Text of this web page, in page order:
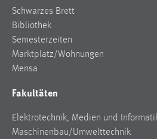
Schwarzes Brett
Bibliothek
Semesterzeiten
Marktplatz/Wohnungen
Mensa
Fakultäten
Elektrotechnik, Medien und
Maschinenbau/Umwelttechnik